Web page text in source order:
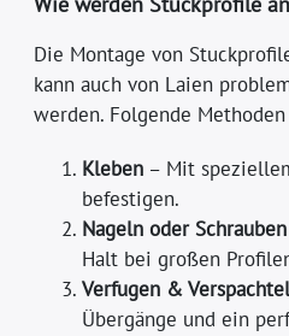
Die Montage von
kann auch von Laien
werden. Folgende
Kleben – Mit
befestigen.
Nageln oder Schrauben
Halt bei großen
Verfugen &
Übergänge und ein